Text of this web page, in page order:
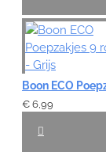
€ 6,99